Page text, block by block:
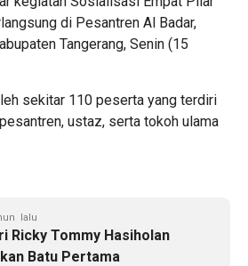
di Pesantren Al Badar,
Tangerang, Senin (15
sekitar 110 peserta yang terdiri
ustaz, serta tokoh ulama
lalu
Ricky Tommy Hasiholan
Batu Pertama